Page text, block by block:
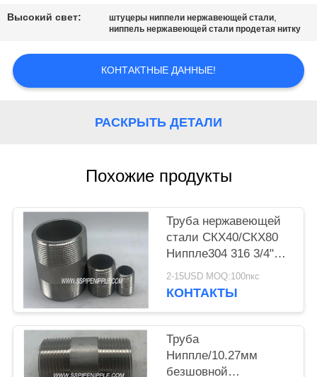
САЙТА
Высокий свет: штуцеры ниппели нержавеющей стали,
ниппель нержавеющей стали продетая нитку
КОНТАКТНЫЕ ДАННЫЕ!
РАСКРЫТЬ ДЕТАЛИ
Похожие продукты
Труба нержавеющей
стали СКХ40/СКХ80
Ниппле304 316 3/4"
С4» НПТ АСТМ А312
2-15USD MOQ:100пкс
КОНТАКТЫ
Труба
Ниппле/10.27мм
безшовной